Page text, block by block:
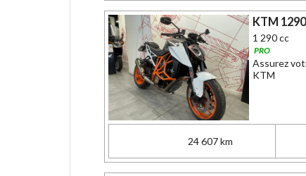
KTM
1 290 cc
PRO
Assurez
KTM
24 607 km